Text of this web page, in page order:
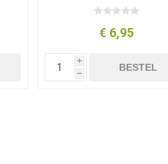
€ 6,95
i
h
BESTEL